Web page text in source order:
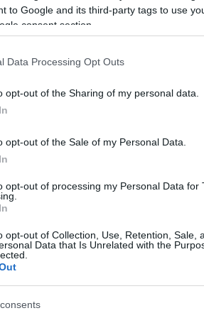
to Google and its third-party tags to use
consent section.
Data Processing Opt Outs
opt-out of the Sharing of my personal data.
opt-out of the Sale of my Personal Data.
opt-out of processing my Personal Data for
opt-out of Collection, Use, Retention, Sale,
Data that Is Unrelated with the
a 17-es km szelvénytől
Érd és Dunaújváros közötti
autópálya Tolna és Mohács közötti
gyorsforgalmi szakaszokon túl a
összekötő, illetve azokon
valamint fenntartási feladatait is
forrásaiból.
mint 140 ezer kilométernyi utat a
fő- és tömegközlekedési útvonalak